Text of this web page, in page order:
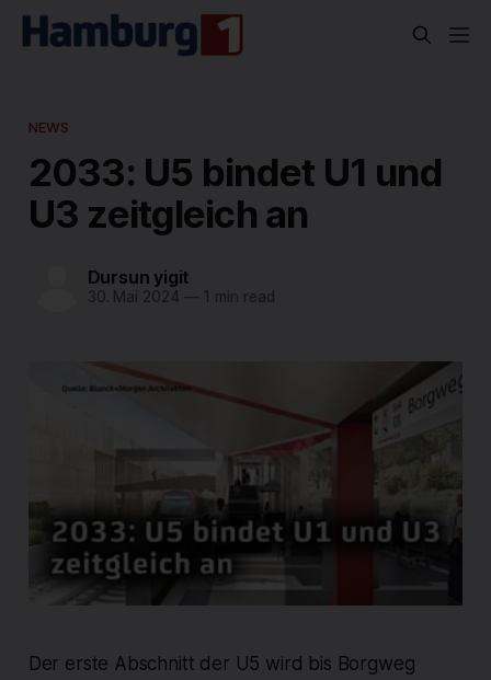
NEWS
2033: U5 bindet U1 und
U3 zeitgleich an
Dursun yigit
30. Mai 2024 —1 min read
Der erste Abschnitt der U5 wird bis Borgweg